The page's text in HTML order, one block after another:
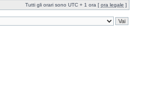
Tutti gli orari sono UTC + 1 ora [ ora legale ]